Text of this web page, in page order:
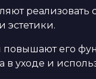
эстетики.
его
уходе и